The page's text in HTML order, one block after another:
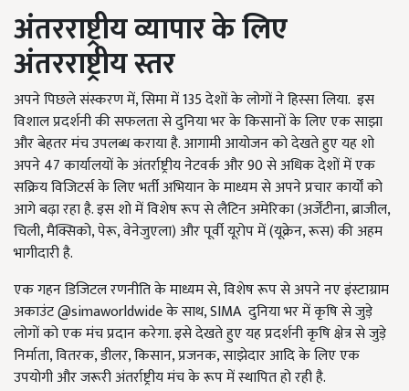
अंतरराष्ट्रीय व्यापार के लिए
अंतरराष्ट्रीय स्तर
अपने पिछले संस्करण में, सिमा में 135 देशों के लोगों ने हिस्सा लिया. इस
विशाल प्रदर्शनी की सफलता से दुनिया भर के किसानों के लिए एक साझा
और बेहतर मंच उपलब्ध कराया है. आगामी आयोजन को देखते हुए यह शो
अपने 47 कार्यालयों के अंतर्राष्ट्रीय नेटवर्क और 90 से अधिक देशों में एक
सक्रिय विजिटर्स के लिए भर्ती अभियान के माध्यम से अपने प्रचार कार्यों को
आगे बढ़ा रहा है. इस शो में विशेष रूप से लैटिन अमेरिका (अर्जेंटीना, ब्राजील,
चिली, मैक्सिको, पेरू, वेनेजुएला) और पूर्वी यूरोप में (यूक्रेन, रूस) की अहम
भागीदारी है.
एक गहन डिजिटल रणनीति के माध्यम से, विशेष रूप से अपने नए इंस्टाग्राम
अकाउंट @simaworldwide के साथ, SIMA दुनिया भर में कृषि से जुड़े
लोगों को एक मंच प्रदान करेगा. इसे देखते हुए यह प्रदर्शनी कृषि क्षेत्र से जुड़े
निर्माता, वितरक, डीलर, किसान, प्रजनक, साझेदार आदि के लिए एक
उपयोगी और जरूरी अंतर्राष्ट्रीय मंच के रूप में स्थापित हो रही है.